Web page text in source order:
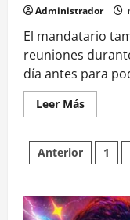
Administrador
El mandatario
reuniones
día antes para
Leer MásLeer
más
BORIC
llegó
Arenas
para
de
Anterior 1